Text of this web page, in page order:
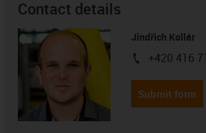
Contact details
Jindřich Kollár
igus-icon-phone
+420 416
Submit form